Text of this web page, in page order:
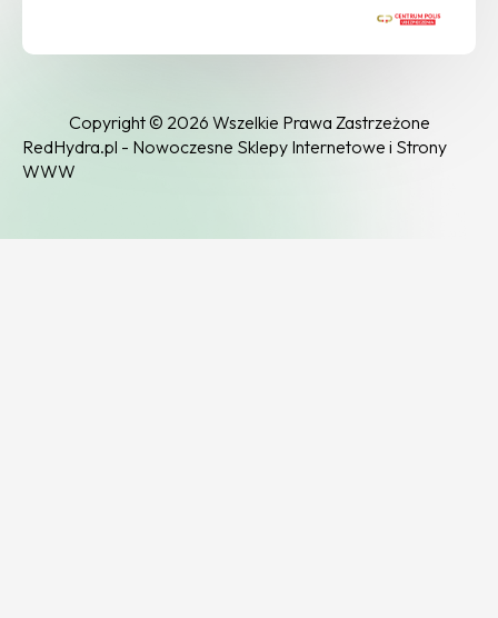
Copyright © 2026 Wszelkie Prawa Zastrzeżone
RedHydra.pl - Nowoczesne Sklepy Internetowe i Strony
WWW